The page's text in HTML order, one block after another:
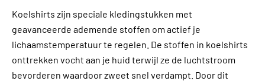
Koelshirts zijn speciale kledingstukken met
geavanceerde ademende stoffen om actief je
lichaamstemperatuur te regelen. De stoffen in koelshirts
onttrekken vocht aan je huid terwijl ze de luchtstroom
bevorderen waardoor zweet snel verdampt. Door dit